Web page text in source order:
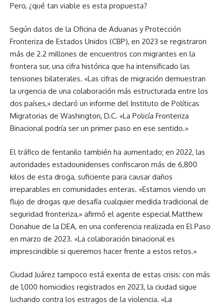
Pero, ¿qué tan viable es esta propuesta?
Según datos de la Oficina de Aduanas y Protección
Fronteriza de Estados Unidos (CBP), en 2023 se registraron
más de 2.2 millones de encuentros con migrantes en la
frontera sur, una cifra histórica que ha intensificado las
tensiones bilaterales. «Las cifras de migración demuestran
la urgencia de una colaboración más estructurada entre los
dos países,» declaró un informe del Instituto de Políticas
Migratorias de Washington, D.C. «La Policía Fronteriza
Binacional podría ser un primer paso en ese sentido.»
El tráfico de fentanilo también ha aumentado; en 2022, las
autoridades estadounidenses confiscaron más de 6,800
kilos de esta droga, suficiente para causar daños
irreparables en comunidades enteras. «Estamos viendo un
flujo de drogas que desafía cualquier medida tradicional de
seguridad fronteriza,» afirmó el agente especial Matthew
Donahue de la DEA, en una conferencia realizada en El Paso
en marzo de 2023. «La colaboración binacional es
imprescindible si queremos hacer frente a estos retos.»
Ciudad Juárez tampoco está exenta de estas crisis: con más
de 1,000 homicidios registrados en 2023, la ciudad sigue
luchando contra los estragos de la violencia. «La